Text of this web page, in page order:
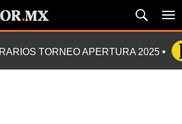
TORNEO APERTURA 2025